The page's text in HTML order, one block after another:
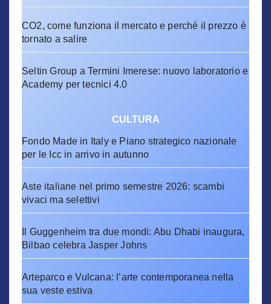
CO2, come funziona il mercato e perché il prezzo è
tornato a salire
Seltin Group a Termini Imerese: nuovo laboratorio e
Academy per tecnici 4.0
CULTURA
Fondo Made in Italy e Piano strategico nazionale
per le Icc in arrivo in autunno
Aste italiane nel primo semestre 2026: scambi
vivaci ma selettivi
Il Guggenheim tra due mondi: Abu Dhabi inaugura,
Bilbao celebra Jasper Johns
Arteparco e Vulcana: l’arte contemporanea nella
sua veste estiva